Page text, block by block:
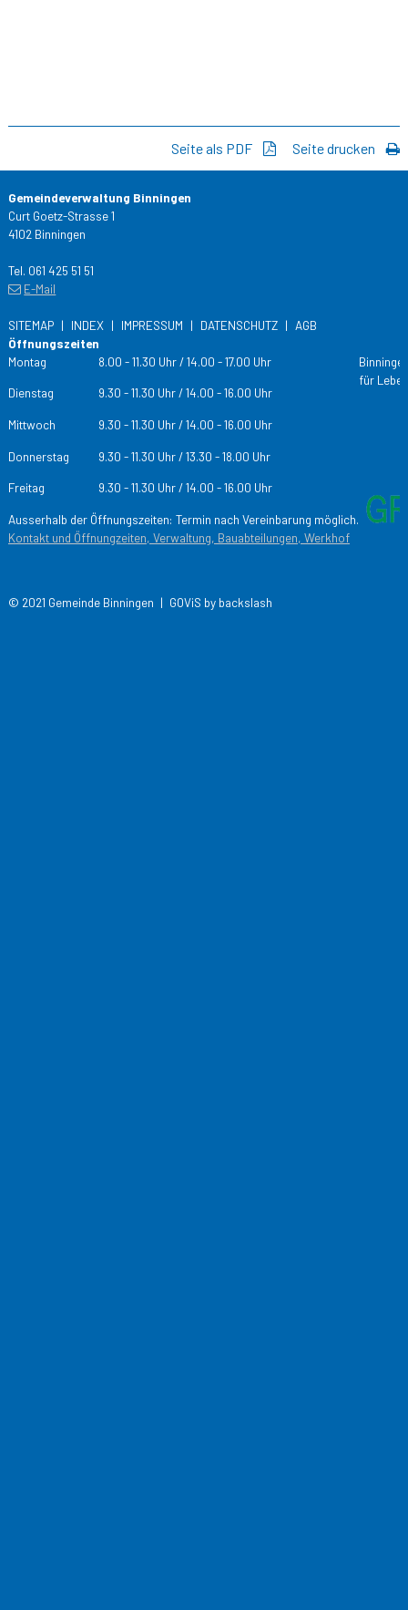
Seite drucken
Seite als PDF
Gemeindeverwaltung Binningen
Curt Goetz-Strasse 1
4102 Binningen
Tel. 061 425 51 51
E-Mail
SITEMAP INDEX IMPRESSUM DATENSCHUTZ
AGB
Öffnungszeiten
TagÖffnungs­zeiten
Montag 8.00 - 11.30 Uhr / 14.00 - 17.00 Uhr
für
Dienstag
9.30 - 11.30 Uhr / 14.00 - 16.00 Uhr
Mittwoch 9.30 - 11.30 Uhr / 14.00 - 16.00 Uhr
Donnerstag
9.30 - 11.30 Uhr / 13.30 - 18.00 Uhr
Freitag
9.30 - 11.30 Uhr / 14.00 - 16.00 Uhr
Ausserhalb der Öffnungszeiten: Termin nach Vereinbarung möglich.
Kontakt und Öffnungzeiten, Verwaltung, Bauabteilungen, Werkhof
© 2021 Gemeinde Binningen | GOViS by backslash